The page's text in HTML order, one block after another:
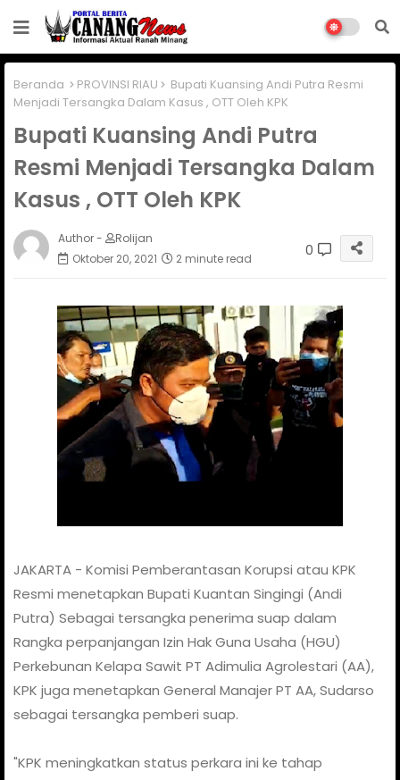
Beranda PROVINSI RIAU
Bupati Kuansing Andi Putra Resmi
Menjadi Tersangka Dalam Kasus , OTT Oleh KPK
Bupati Kuansing Andi Putra
Resmi Menjadi Tersangka Dalam
Kasus , OTT Oleh KPK
Author -
Rolijan
Oktober 20, 2021
2 minute read 0
JAKARTA - Komisi Pemberantasan Korupsi atau KPK
Resmi menetapkan Bupati Kuantan Singingi (Andi
Putra) Sebagai tersangka penerima suap dalam
Rangka perpanjangan Izin Hak Guna Usaha (HGU)
Perkebunan Kelapa Sawit PT Adimulia Agrolestari (AA),
KPK juga menetapkan General Manajer PT AA, Sudarso
sebagai tersangka pemberi suap.
"KPK meningkatkan status perkara ini ke tahap